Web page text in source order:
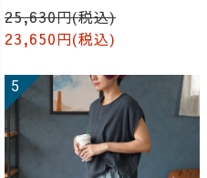
25,630円(税込)
23,650円(税込)